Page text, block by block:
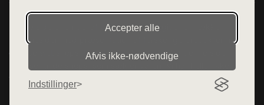
Accepter alle
Afvis ikke‑nødvendige
Indstillinger
Denne side er en del af want.dk, der udgiver en række
hjemmesider med præsentation af forskellige produkter fra
diverse webshops. Der sælges ikke varer fra denne side - vi
henviser til de shops, som sælger varen. Vi har heller ikke
varerne på lager.